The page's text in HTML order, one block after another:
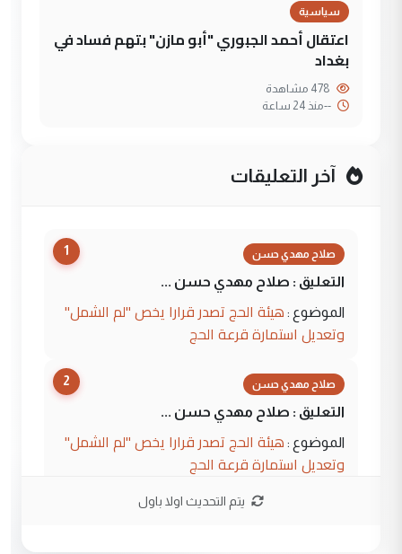
سياسية
اعتقال أحمد الجبوري "أبو مازن" بتهم فساد في
بغداد
--منذ 24 ساعة
آخر التعليقات
1 صلاح مهدي حسن
التعليق : صلاح مهدي حسن ...
الموضوع : هيئة الحج تصدر قرارا يخص "لم الشمل"
وتعديل استمارة قرعة الحج
2 صلاح مهدي حسن
التعليق : صلاح مهدي حسن ...
الموضوع : هيئة الحج تصدر قرارا يخص "لم الشمل"
وتعديل استمارة قرعة الحج
يتم التحديث اولا باول